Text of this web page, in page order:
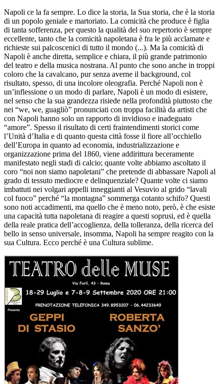
Napoli ce la fa sempre. Lo dice la storia, la Sua storia, che è la storia
di un popolo geniale e martoriato. La comicità che produce è figlia
di tanta sofferenza, per questo la qualità del suo repertorio è sempre
eccellente, tanto che la comicità napoletana è fra le più acclamate e
richieste sui palcoscenici di tutto il mondo (...). Ma la comicità di
Napoli è anche diretta, semplice e chiara, il più grande patrimonio
del teatro e della musica nostrana. Al punto che sono anche in troppi
coloro che la cavalcano, pur senza averne il background, col
risultato, spesso, di una incolore oleografia. Perché Napoli non è
un’inflessione o un modo di parlare, Napoli è un modo di esistere,
nel senso che la sua grandezza risiede nella profondità piuttosto che
nei “we, we, guagliò” pronunciati con troppa facilità da artisti che
con Napoli hanno solo un rapporto di invidioso e inadeguato
“amore”. Spesso il risultato di certi fraintendimenti storici come
l’Unità d’Italia e di quanto questa città fosse il fiore all’occhiello
dell’Europa in quanto ad economia, industrializzazione e
organizzazione prima del 1860, viene addirittura beceramente
manifestato negli stadi di calcio; quante volte abbiamo ascoltato il
coro “noi non siamo napoletani” che pretende di abbassare Napoli al
grado di tessuto mediocre e delinquenziale? Quante volte ci siamo
imbattuti nei volgari appelli inneggianti al Vesuvio al grido “lavali
col fuoco” perché “la montagna” sommerga cotanto schifo? Questi
sono noti accadimenti, ma quello che è meno noto, però, è che esiste
una capacità tutta napoletana di reagire a questi soprusi, ed è quella
della reale pratica dell’accoglienza, della tolleranza, della ricerca del
bello in senso universale, insomma, Napoli ha sempre reagito con la
sua Cultura. Ecco perché è una Cultura sublime.